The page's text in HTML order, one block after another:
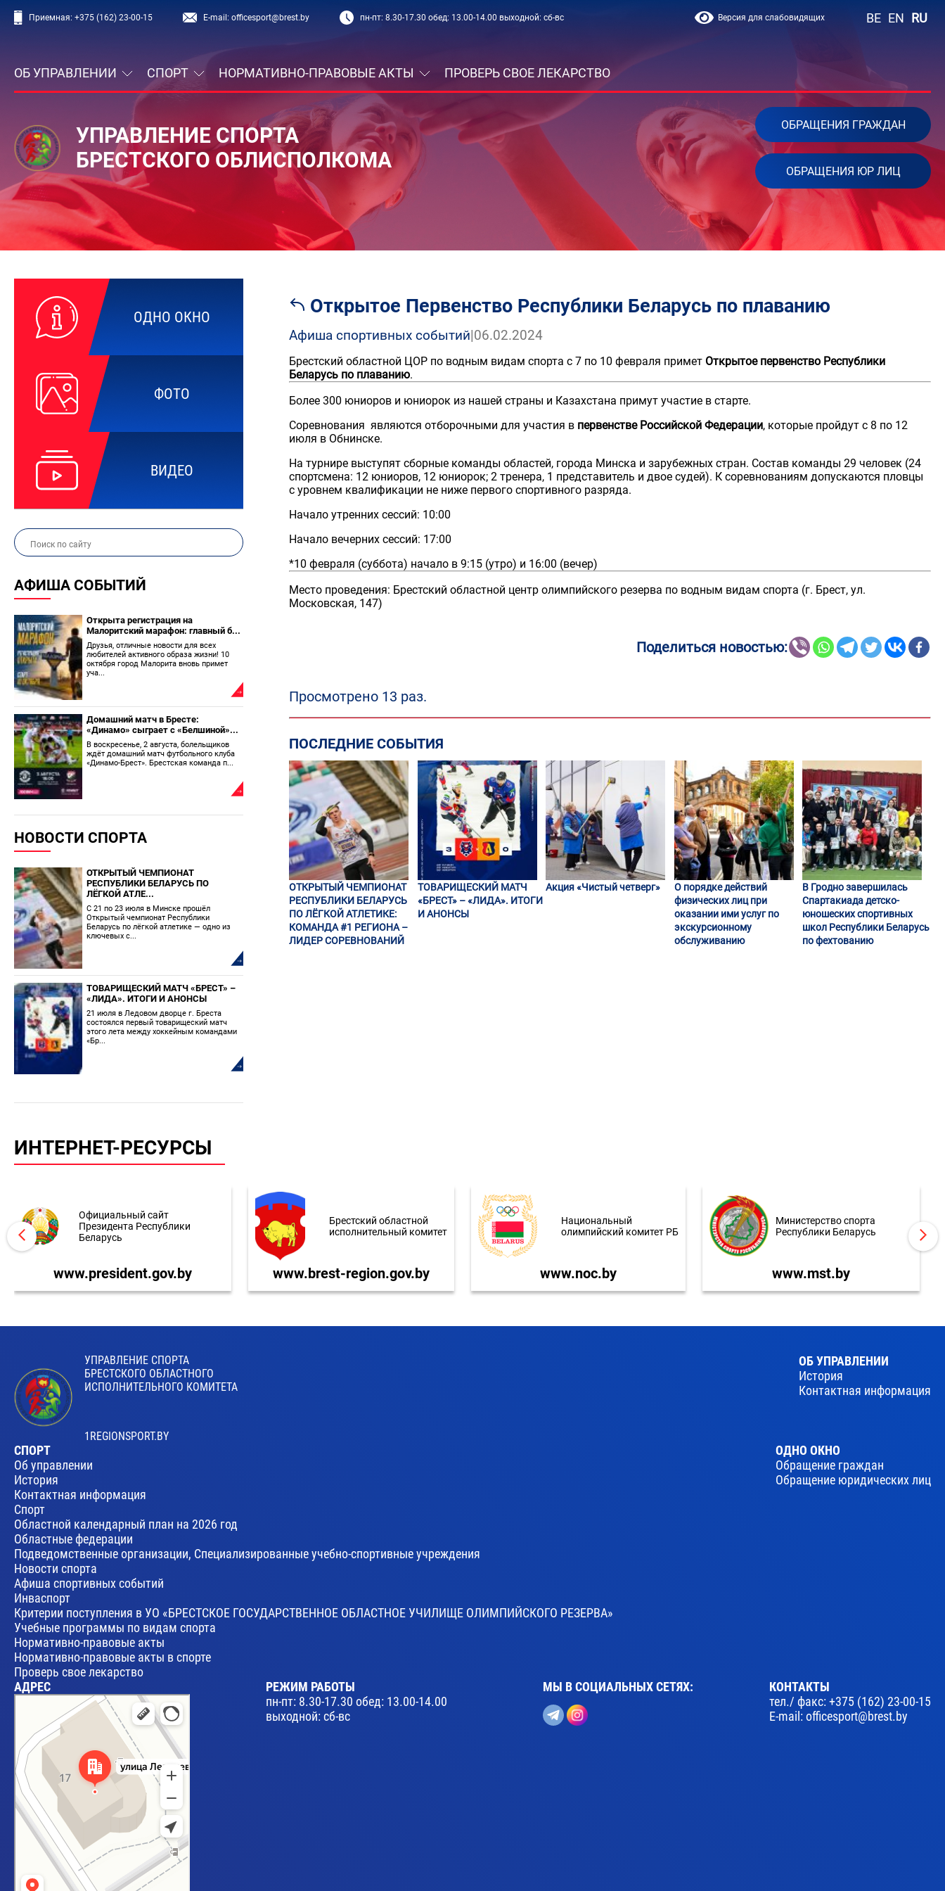
Приемная: +375 (162) 23-00-15 E-mail:officesport@brest.by пн-пт: 8.30-17.30 обед: 13.00-14.00 выходной: сб-вс Версия для слабовидящих BE EN RU
ОБ УПРАВЛЕНИИ СПОРТ НОРМАТИВНО-ПРАВОВЫЕ АКТЫ ПРОВЕРЬ СВОЕ ЛЕКАРСТВО
УПРАВЛЕНИЕ СПОРТА
БРЕСТСКОГО ОБЛИСПОЛКОМА
ОБРАЩЕНИЯ ГРАЖДАН
ОБРАЩЕНИЯ ЮР ЛИЦ
ОДНО ОКНО
ФОТО
ВИДЕО
АФИША СОБЫТИЙ
Открыта регистрация на
Малоритский марафон: главный б...
Друзья, отличные новости для всех
любителей активного образа жизни! 10
октября город Малорита вновь примет
уча...
Домашний матч в Бресте:
«Динамо» сыграет с «Белшиной»...
В воскресенье, 2 августа, болельщиков
ждёт домашний матч футбольного клуба
«Динамо-Брест». Брестская команда п...
НОВОСТИ СПОРТА
ОТКРЫТЫЙ ЧЕМПИОНАТ
РЕСПУБЛИКИ БЕЛАРУСЬ ПО
ЛЁГКОЙ АТЛЕ...
С 21 по 23 июля в Минске прошёл
Открытый чемпионат Республики
Беларусь по лёгкой атлетике — одно из
ключевых с...
ТОВАРИЩЕСКИЙ МАТЧ «БРЕСТ» –
«ЛИДА». ИТОГИ И АНОНСЫ
21 июля в Ледовом дворце г. Бреста
состоялся первый товарищеский матч
этого лета между хоккейным командами
«Бр...
Открытое Первенство Республики Беларусь по плаванию
Афиша спортивных событий|06.02.2024
Брестский областной ЦОР по водным видам спорта с 7 по 10 февраля примет Открытое первенство Республики
Беларусь по плаванию.
Более 300 юниоров и юниорок из нашей страны и Казахстана примут участие в старте.
Соревнования являются отборочными для участия в первенстве Российской Федерации, которые пройдут с 8 по 12
июля в Обнинске.
На турнире выступят сборные команды областей, города Минска и зарубежных стран. Состав команды 29 человек (24
спортсмена: 12 юниоров, 12 юниорок; 2 тренера, 1 представитель и двое судей). К соревнованиям допускаются пловцы
с уровнем квалификации не ниже первого спортивного разряда.
Начало утренних сессий: 10:00
Начало вечерних сессий: 17:00
*10 февраля (суббота) начало в 9:15 (утро) и 16:00 (вечер)
Место проведения: Брестский областной центр олимпийского резерва по водным видам спорта (г. Брест, ул.
Московская, 147)
Поделиться новостью:
Просмотрено 13 раз.
ПОСЛЕДНИЕ СОБЫТИЯ
ОТКРЫТЫЙ ЧЕМПИОНАТ
РЕСПУБЛИКИ БЕЛАРУСЬ
ПО ЛЁГКОЙ АТЛЕТИКЕ:
КОМАНДА #1 РЕГИОНА –
ЛИДЕР СОРЕВНОВАНИЙ
ТОВАРИЩЕСКИЙ МАТЧ
«БРЕСТ» – «ЛИДА». ИТОГИ
И АНОНСЫ
Акция «Чистый четверг»
О порядке действий
физических лиц при
оказании ими услуг по
экскурсионному
обслуживанию
В Гродно завершилась
Спартакиада детско-
юношеских спортивных
школ Республики Беларусь
по фехтованию
ИНТЕРНЕТ-РЕСУРСЫ
Официальный сайт
Президента Республики
Беларусь
www.president.gov.by
Брестский областной
исполнительный комитет
www.brest-region.gov.by
Национальный
олимпийский комитет РБ
www.noc.by
Министерство спорта
Республики Беларусь
www.mst.by
УПРАВЛЕНИЕ СПОРТА
БРЕСТСКОГО ОБЛАСТНОГО
ИСПОЛНИТЕЛЬНОГО КОМИТЕТА
1REGIONSPORT.BY
ОБ УПРАВЛЕНИИ
История
Контактная информация
СПОРТ
Об управлении
История
Контактная информация
Спорт
Областной календарный план на 2026 год
Областные федерации
Подведомственные организации, Специализированные учебно-спортивные учреждения
Новости спорта
Афиша спортивных событий
Инваспорт
Критерии поступления в УО «БРЕСТСКОЕ ГОСУДАРСТВЕННОЕ ОБЛАСТНОЕ УЧИЛИЩЕ ОЛИМПИЙСКОГО РЕЗЕРВА»
Учебные программы по видам спорта
Нормативно-правовые акты
Нормативно-правовые акты в спорте
Проверь свое лекарство
ОДНО ОКНО
Обращение граждан
Обращение юридических лиц
АДРЕС
Брест
Улица Леваневского, 17 — Яндекс Карты
РЕЖИМ РАБОТЫ
пн-пт: 8.30-17.30 обед: 13.00-14.00
выходной: сб-вс
МЫ В СОЦИАЛЬНЫХ СЕТЯХ:
КОНТАКТЫ
тел./ факс:+375 (162) 23-00-15
E-mail:officesport@brest.by